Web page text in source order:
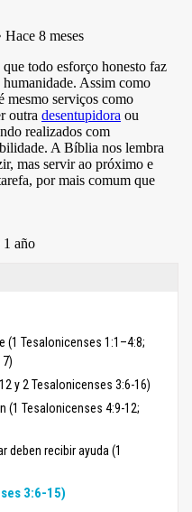
(1 Tesalonicenses 1:1–4:8;
y 2 Tesalonicenses 3:6-16)
(1 Tesalonicenses 4:9-12;
deben recibir ayuda (1
3:6-15)